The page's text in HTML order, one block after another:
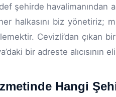
şehirde havalimanından
halkasını biz
Cevizli’dan çıkan
bir adreste alıcısının
Hangi